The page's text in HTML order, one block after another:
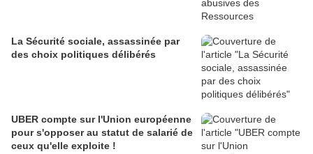
La Sécurité sociale, assassinée par
des choix politiques délibérés
UBER compte sur l'Union européenne
pour s'opposer au statut de salarié de
ceux qu'elle exploite !